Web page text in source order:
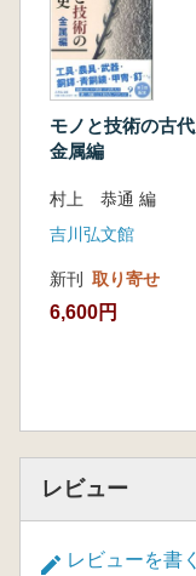
モノと技術の古
金属編
村上 恭通 編
吉川弘文館
新刊 取り寄せ
6,600円
レビュー
レビューを書く